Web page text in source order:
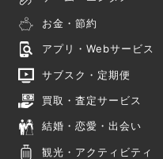
お金・節約
アプリ・Webサービス
サブスク・定期便
買取・査定サービス
結婚・恋愛・出会い
観光・アクティビティ